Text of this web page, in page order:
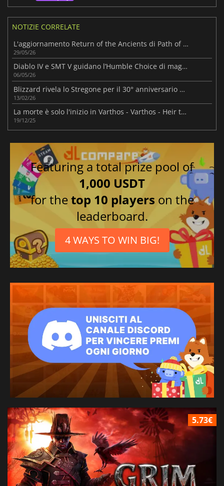
NOTIZIE CORRELATE
L'aggiornamento Return of the Ancients di Path of Exile 2 ha un aspetto massiccio
29/05/26
Diablo IV e SMT V guidano l’Humble Choice di maggio 2026
06/05/26
Blizzard rivela lo Stregone per il 30° anniversario di Diablo
13/02/26
La morte è solo l'inizio in Varthos - Varthos - Heir to the Throne
19/12/25
Featuring a total prize pool of
1,000 USDT
for thetop 10 players on the
leaderboard.
4 WAYS TO WIN BIG!
5.73€